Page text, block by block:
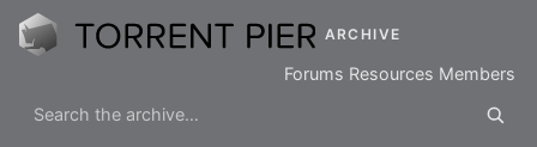
ARCHIVE
Forums Resources Members